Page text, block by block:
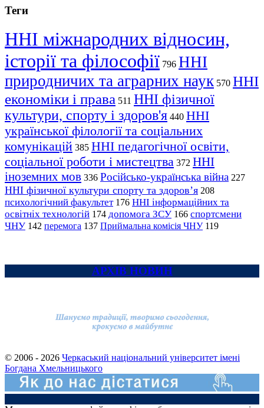
Теги
ННІ міжнародних відносин,
історії та філософії 796 ННІ
природничих та аграрних наук 570 ННІ
економіки і права 511 ННІ фізичної
культури, спорту і здоров'я 440 ННІ
української філології та соціальних
комунікацій 385 ННІ педагогічної освіти,
соціальної роботи і мистецтва 372 ННІ
іноземних мов 336 Російсько-українська війна 227
ННІ фізичної культури спорту та здоров’я 208
психологічний факультет 176 ННІ інформаційних та
освітніх технологій 174 допомога ЗСУ 166 спортсмени
ЧНУ 142 перемога 137 Приймальна комісія ЧНУ 119
АРХІВ НОВИН
© 2006 - 2026 Черкаський національний університет імені
Богдана Хмельницького